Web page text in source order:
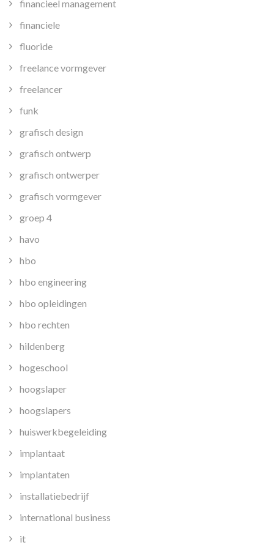
financieel management
financiele
fluoride
freelance vormgever
freelancer
funk
grafisch design
grafisch ontwerp
grafisch ontwerper
grafisch vormgever
groep 4
havo
hbo
hbo engineering
hbo opleidingen
hbo rechten
hildenberg
hogeschool
hoogslaper
hoogslapers
huiswerkbegeleiding
implantaat
implantaten
installatiebedrijf
international business
it